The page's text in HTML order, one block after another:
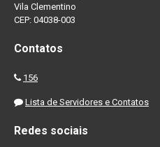
Vila Clementino
CEP: 04038-003
Contatos
156
Lista de Servidores e Contatos
Redes sociais